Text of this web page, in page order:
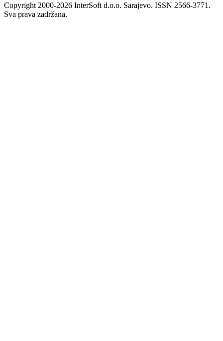
Copyright 2000-2026 InterSoft d.o.o. Sarajevo. ISSN 2566-3771.
Sva prava zadržana.